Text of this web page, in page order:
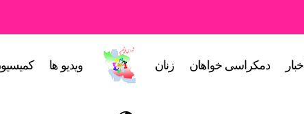
دمکراسی خواهان زنان ویدیو ها